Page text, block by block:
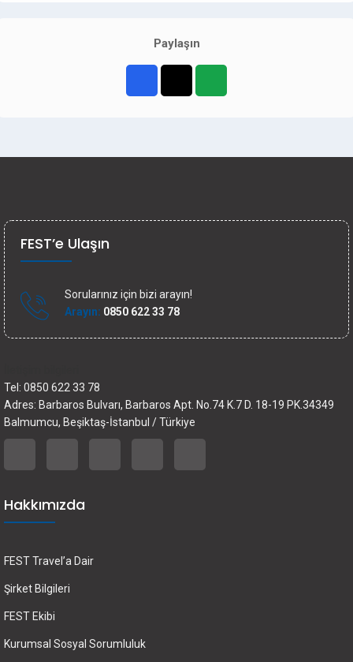
Paylaşın
FEST’e Ulaşın
Sorularınız için bizi arayın!
Arayın: 0850 622 33 78
Tel: 0850 622 33 78
Adres: Barbaros Bulvarı, Barbaros Apt. No.74 K.7 D. 18-19 PK.34349
Balmumcu, Beşiktaş-İstanbul / Türkiye
Hakkımızda
FEST Travel’a Dair
Şirket Bilgileri
FEST Ekibi
Kurumsal Sosyal Sorumluluk